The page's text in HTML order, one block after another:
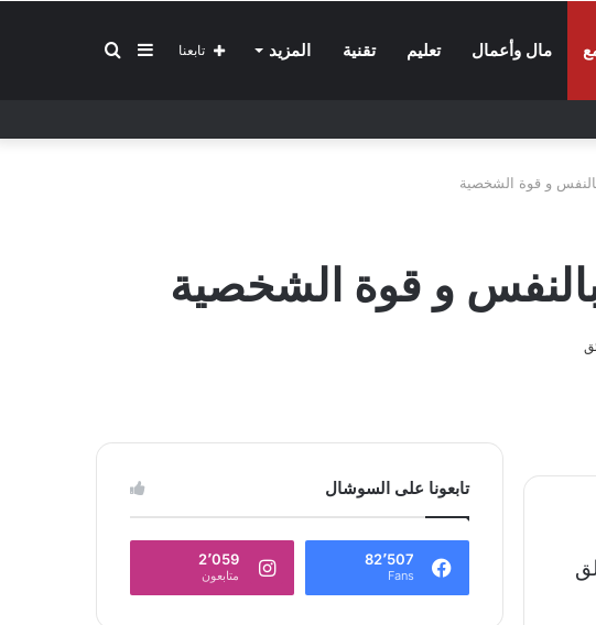
مال وأعمال تعليم تقنية المزيد بحثإضافة تابعنا
و قوة الشخصية
و قوة الشخصية
تابعونا على السوشال
82٬507
Fans
2٬059
متابعون